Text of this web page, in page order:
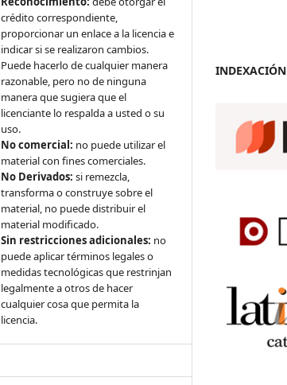
crédito correspondiente,
proporcionar un enlace a la licencia e
indicar si se realizaron cambios.
Puede hacerlo de cualquier manera
razonable, pero no de ninguna
manera que sugiera que el
licenciante lo respalda a usted o su
uso.
No comercial: no puede utilizar el
material con fines comerciales.
No Derivados: si remezcla,
transforma o construye sobre el
material, no puede distribuir el
material modificado.
Sin restricciones adicionales: no
puede aplicar términos legales o
medidas tecnológicas que restrinjan
legalmente a otros de hacer
cualquier cosa que permita la
licencia.
INDEXACIÓN